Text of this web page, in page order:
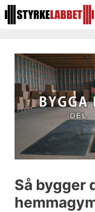
Hoppa
till
Så bygger